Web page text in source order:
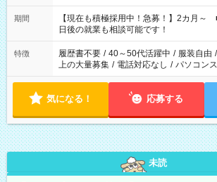
い」 「余裕を持って夕飯の準備がしたい
たくない」 など、ご希望を教えてくださいね。 ※Wワ
の方へ 今ご覧のお仕事で希望する勤務時
の勤務時間。 合計で週40時間を超える
期間
【現在も積極採用中！急募！】2カ月～
日後の就業も相談可能です！
特徴 履歴書不要 / 40～50代活躍中 / 服装自由 /
上の大量募集 / 電話対応なし / パソコン
気になる！ 応募する
未読